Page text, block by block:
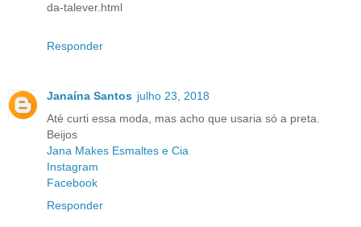
da-talever.html
Responder
Janaína Santos julho 23, 2018
Até curti essa moda, mas acho que usaria só a preta.
Beijos
Jana Makes Esmaltes e Cia
Instagram
Facebook
Responder